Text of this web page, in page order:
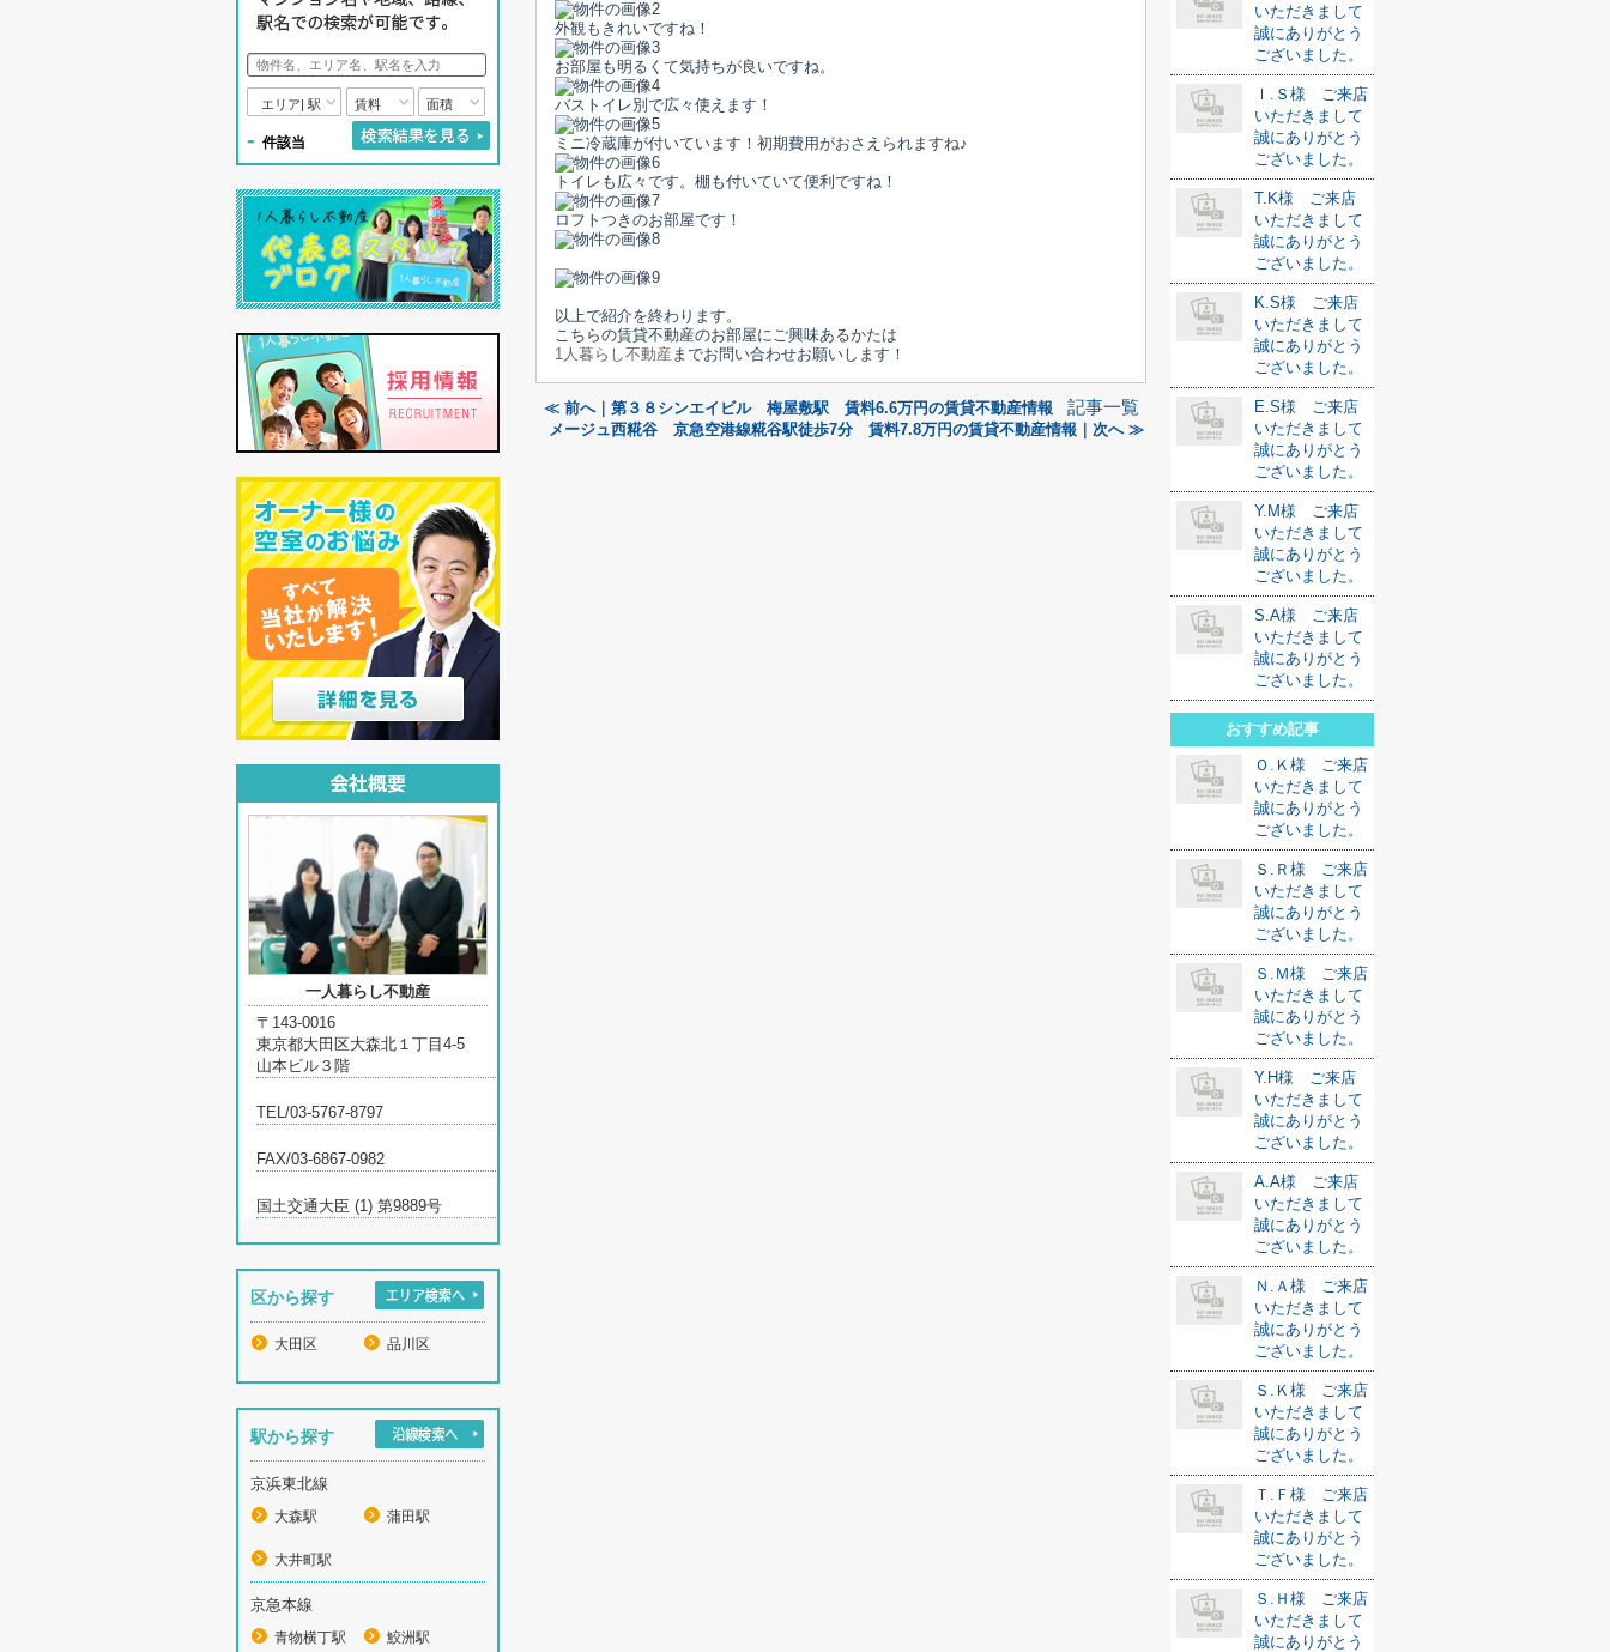
外観もきれいですね！
お部屋も明るくて気持ちが良いですね。
バストイレ別で広々使えます！
ミニ冷蔵庫が付いています！初期費用がおさえられますね♪
トイレも広々です。棚も付いていて便利ですね！
ロフトつきのお部屋です！
以上で紹介を終わります。
こちらの賃貸不動産のお部屋にご興味あるかたは
1人暮らし不動産 までお問い合わせお願いします！
≪ 前へ｜第３８シンエイビル 梅屋敷駅 賃料6.6万円の賃貸不動産情報 記事一覧
メージュ西糀谷 京急空港線糀谷駅徒歩7分 賃料7.8万円の賃貸不動産情報｜次へ ≫
いただきまして
誠にありがとう
ございました。
Ｉ.Ｓ様 ご来店
いただきまして
誠にありがとう
ございました。
T.K様 ご来店
いただきまして
誠にありがとう
ございました。
K.S様 ご来店
いただきまして
誠にありがとう
ございました。
E.S様 ご来店
いただきまして
誠にありがとう
ございました。
Y.M様 ご来店
いただきまして
誠にありがとう
ございました。
S.A様 ご来店
いただきまして
誠にありがとう
ございました。
おすすめ記事
Ｏ.Ｋ様 ご来店
いただきまして
誠にありがとう
ございました。
Ｓ.Ｒ様 ご来店
いただきまして
誠にありがとう
ございました。
Ｓ.Ｍ様 ご来店
いただきまして
誠にありがとう
ございました。
Y.H様 ご来店
いただきまして
誠にありがとう
ございました。
A.A様 ご来店
いただきまして
誠にありがとう
ございました。
Ｎ.Ａ様 ご来店
いただきまして
誠にありがとう
ございました。
Ｓ.Ｋ様 ご来店
いただきまして
誠にありがとう
ございました。
Ｔ.Ｆ様 ご来店
いただきまして
誠にありがとう
ございました。
Ｓ.Ｈ様 ご来店
いただきまして
誠にありがとう
エリア| 駅 賃料 面積
- 件該当
一人暮らし不動産
〒143-0016
東京都大田区大森北１丁目4-5
山本ビル３階
TEL/03-5767-8797
FAX/03-6867-0982
国土交通大臣 (1) 第9889号
区から探す
大田区 品川区
駅から探す
京浜東北線
大森駅 蒲田駅
大井町駅
京急本線
青物横丁駅 鮫洲駅